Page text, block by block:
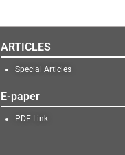
ARTICLES
Special Articles
E-paper
PDF Link